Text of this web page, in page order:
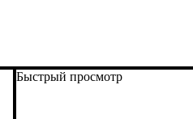
Быстрый просмотр